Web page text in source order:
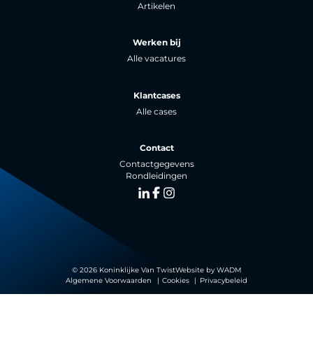
Artikelen
Werken bij
Alle vacatures
Klantcases
Alle cases
Contact
Contactgegevens
Rondleidingen
LinkedIn
Facebook
Instagram
© 2026 Koninklijke Van TwistWebsite byWADM
Algemene Voorwaarden
Cookies Privacybeleid